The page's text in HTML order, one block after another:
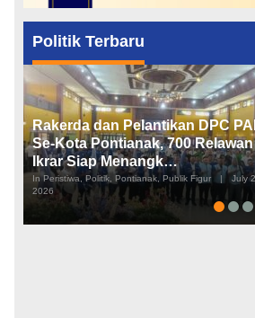
Politik Terbaru
Rakerda dan Pelantikan DPC
Se-Kota Pontianak, 700 Relawan
Ikrar Siap Menangk…
In Peristiwa, Politik, Pontianak, Publik Figur |
July
2026